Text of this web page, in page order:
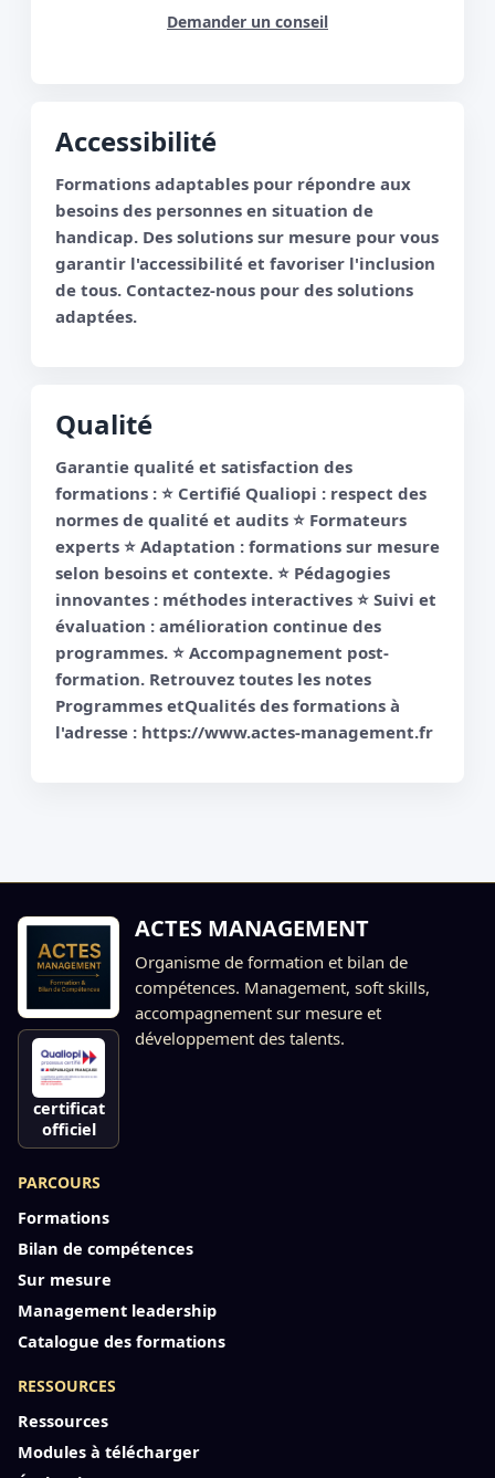
Demander un conseil
Accessibilité
Formations adaptables pour répondre aux
besoins des personnes en situation de
handicap. Des solutions sur mesure pour vous
garantir l'accessibilité et favoriser l'inclusion
de tous. Contactez-nous pour des solutions
adaptées.
Qualité
Garantie qualité et satisfaction des
formations : ⭐️ Certifié Qualiopi : respect des
normes de qualité et audits ⭐️ Formateurs
experts ⭐️ Adaptation : formations sur mesure
selon besoins et contexte. ⭐️ Pédagogies
innovantes : méthodes interactives ⭐️ Suivi et
évaluation : amélioration continue des
programmes. ⭐️ Accompagnement post-
formation. Retrouvez toutes les notes
Programmes etQualités des formations à
l'adresse : https://www.actes-management.fr
certificat
officiel
ACTES MANAGEMENT
Organisme de formation et bilan de
compétences. Management, soft skills,
accompagnement sur mesure et
développement des talents.
PARCOURS
Formations
Bilan de compétences
Sur mesure
Management leadership
Catalogue des formations
RESSOURCES
Ressources
Modules à télécharger